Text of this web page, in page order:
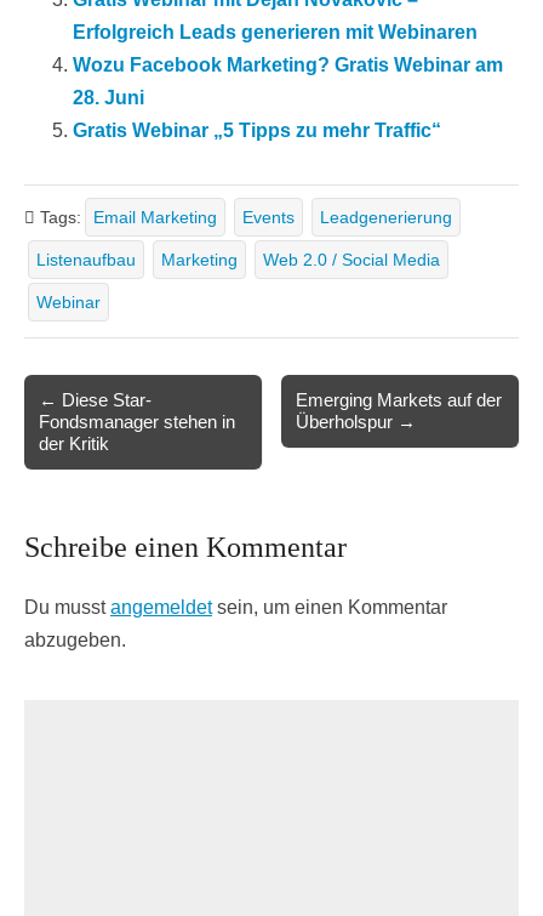
Erfolgreich Leads generieren mit Webinaren
Wozu Facebook Marketing? Gratis Webinar am
28. Juni
Gratis Webinar „5 Tipps zu mehr Traffic“
Tags: Email Marketing Events Leadgenerierung
Listenaufbau Marketing Web 2.0 / Social Media
Webinar
navigation
← Diese Star-
Fondsmanager stehen in
der Kritik
Emerging Markets auf der
Überholspur →
Schreibe einen Kommentar
Du musstangemeldetsein, um einen Kommentar
abzugeben.